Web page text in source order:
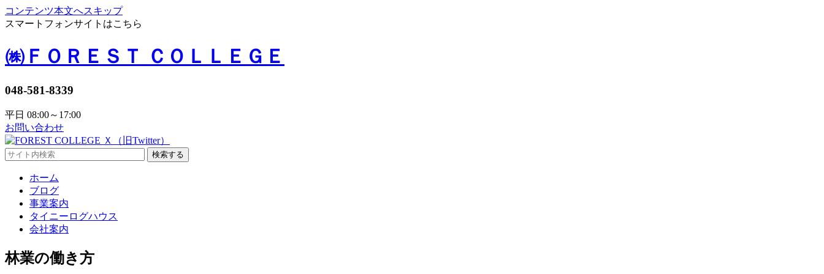
コンテンツ本文へスキップ
スマートフォンサイトはこちら
㈱ＦＯＲＥＳＴ ＣＯＬＬＥＧＥ
048-581-8339
平日 08:00～17:00
お問い合わせ
検索する
ホーム
ブログ
事業案内
タイニーログハウス
会社案内
林業の働き方